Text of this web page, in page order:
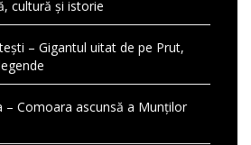
cultură și istorie
– Gigantul uitat de pe Prut,
– Comoara ascunsă a Munților